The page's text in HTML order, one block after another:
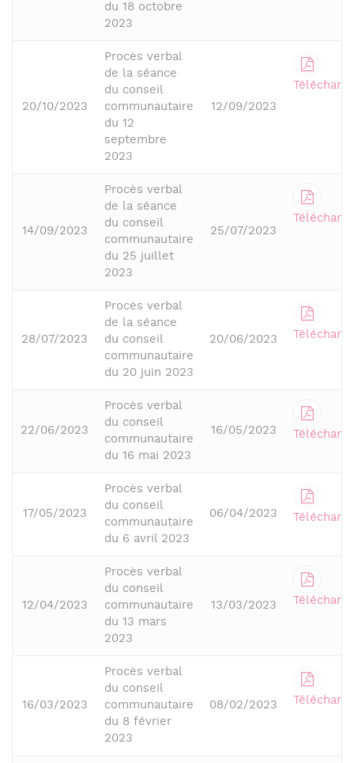
du 18 octobre
2023
20/10/2023
Procès verbal
de la séance
du conseil
communautaire
du 12
septembre
2023
12/09/2023
14/09/2023
Procès verbal
de la séance
du conseil
communautaire
du 25 juillet
2023
25/07/2023
28/07/2023
Procès verbal
de la séance
du conseil
communautaire
du 20 juin 2023
20/06/2023
22/06/2023
Procès verbal
du conseil
communautaire
du 16 mai 2023
16/05/2023
17/05/2023
Procès verbal
du conseil
communautaire
du 6 avril 2023
06/04/2023
12/04/2023
Procès verbal
du conseil
communautaire
du 13 mars
2023
13/03/2023
16/03/2023
Procès verbal
du conseil
communautaire
du 8 février
2023
08/02/2023